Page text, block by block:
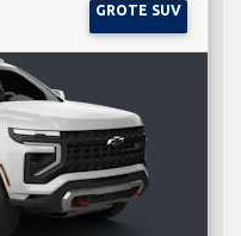
GROTE SUV